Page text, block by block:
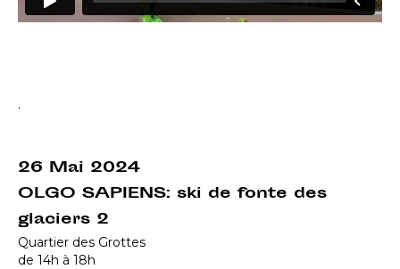
.
26 Mai 2024
OLGO SAPIENS: ski de fonte des
glaciers 2
Quartier des Grottes
de 14h à 18h